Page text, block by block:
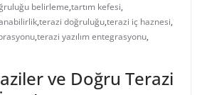
belirleme,tartım kefesi,
,terazi doğruluğu,terazi iç haznesi,
,terazi yazılım entegrasyonu,
ve Doğru Terazi